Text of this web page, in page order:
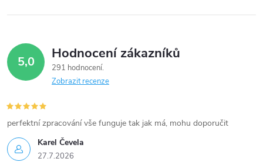
5,0 Hodnocení zákazníků
291 hodnocení
Zobrazit recenze
Karel Čevela
27.7.2026
perfektní zpracování vše funguje tak jak má, mohu doporučit